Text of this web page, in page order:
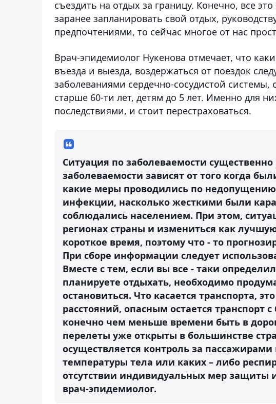
съездить на отдых за границу. Конечно, все
заранее запланировать свой отдых,
предпочтениями, то сейчас многое от нас
Врач-эпидемиолог Нукенова отмечает, что
въезда и выезда, воздержаться от поездок
заболеваниями сердечно-сосудистой системы,
старше 60-ти лет, детям до 5 лет. Именно для
последствиями, и стоит перестраховаться.
Ситуация по заболеваемости
заболеваемости зависят от того когда
какие меры проводились по
инфекции, насколько жесткими были
соблюдались населением. При этом,
регионах страны и измениться как
короткое время, поэтому что - то
При сборе информации следует
Вместе с тем, если вы все - таки
планируете отдыхать, необходимо
остановиться. Что касается транспорта,
расстояний, опасным остается
конечно чем меньше времени быть в
перелеты уже открыты в большинстве
осуществляется контроль за
температуры тела или каких – либо
отсутствии индивидуальных мер защиты
врач-эпидемиолог.